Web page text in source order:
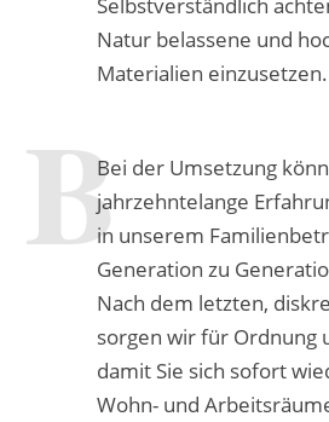
Selbstverständlich
Natur belassene und
Materialien einzusetzen.
Bei der Umsetzung
jahrzehntelange
in unserem
Generation zu
Nach dem letzten,
sorgen wir für Ordnung
damit Sie sich sofort
Wohn- und